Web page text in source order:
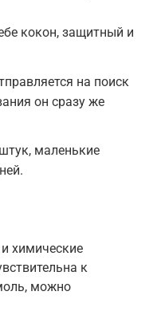
кокон, защитный и
на поиск
он сразу же
маленькие
химические
к
можно